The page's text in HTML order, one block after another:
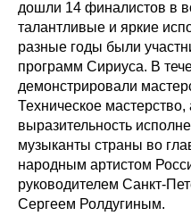
дошли 14 финалистов в
талантливые и яркие
разные годы были
программ Сириуса. В
демонстрировали
Техническое мастерство,
выразительность
музыканты страны во
народным артистом
руководителем Санкт-
Сергеем Ролдугиным.